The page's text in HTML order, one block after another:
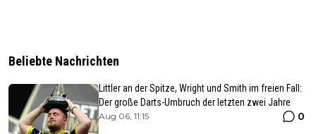
Beliebte Nachrichten
Littler an der Spitze, Wright und Smith im freien Fall:
Der große Darts-Umbruch der letzten zwei Jahre
Aug 06, 11:15 0